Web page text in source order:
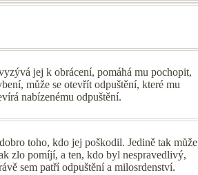
jej k obrácení, pomáhá mu pochopit,
může se otevřít odpuštění, které mu
nabízenému odpuštění.
toho, kdo jej poškodil. Jedině tak může
zlo pomíjí, a ten, kdo byl nespravedlivý,
sem patří odpuštění a milosrdenství.